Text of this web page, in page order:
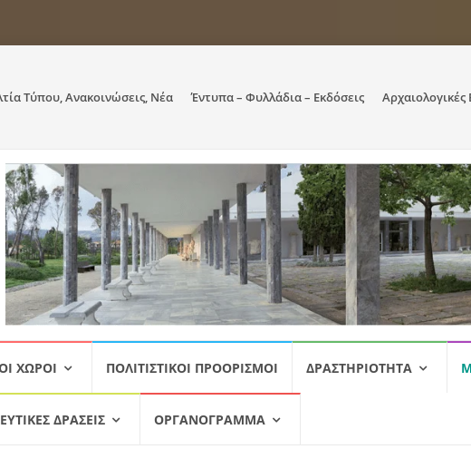
Τύπου, Ανακοινώσεις, Νέα Έντυπα – Φυλλάδια – Εκδόσεις
ΧΏΡΟΙ ΠΟΛΙΤΙΣΤΙΚΟΊ ΠΡΟΟΡΙΣΜΟΊ ΔΡΑΣΤΗΡΙΌΤΗΤΑ
ΔΡΆΣΕΙΣ ΟΡΓΑΝΌΓΡΑΜΜΑ